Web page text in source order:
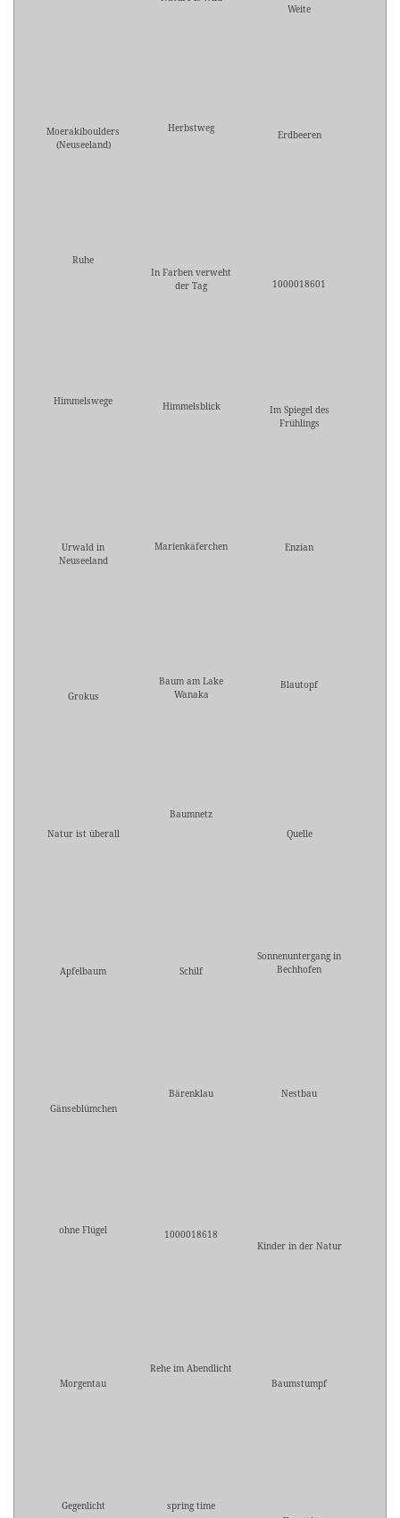
Weite
Moerakiboulders
(Neuseeland)
Herbstweg
Erdbeeren
Ruhe
In Farben verweht
der Tag
1000018601
Himmelswege Himmelsblick
Im Spiegel des
Frühlings
Urwald in
Neuseeland
Marienkäferchen Enzian
Grokus
Baum am Lake
Wanaka
Blautopf
Natur ist überall
Baumnetz
Quelle
Apfelbaum Schilf
Sonnenuntergang in
Bechhofen
Gänseblümchen
Bärenklau Nestbau
ohne Flügel
1000018618
Kinder in der Natur
Morgentau
Rehe im Abendlicht
Baumstumpf
Gegenlicht
spring time